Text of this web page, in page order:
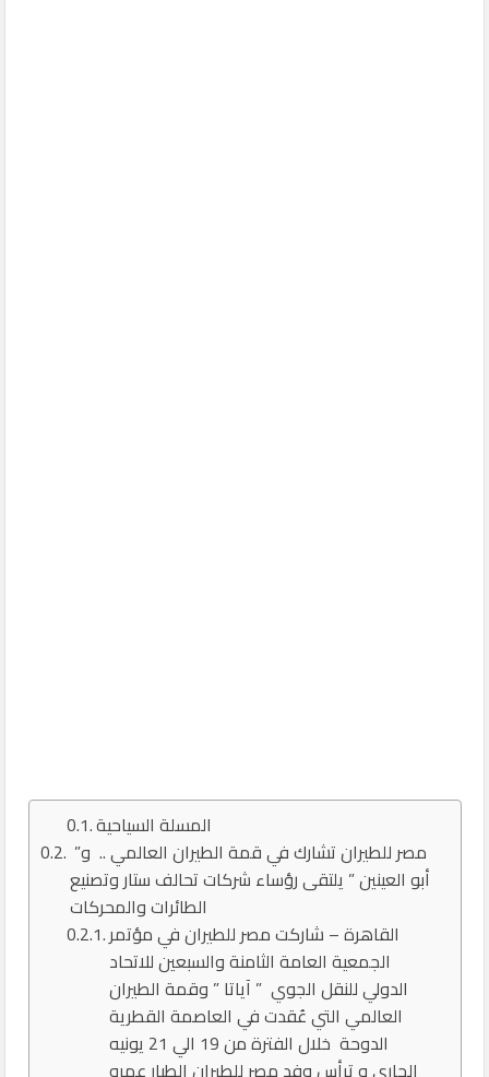
المسلة السياحية
أبو العينين ” يلتقى رؤساء شركات تحالف ستار وتصنيع
الطائرات والمحركات
القاهرة – شاركت مصر للطيران في مؤتمر
الجمعية العامة الثامنة والسبعين للاتحاد
الدولي للنقل الجوي ” آياتا ” وقمة الطيران
العالمي التي عُقدت في العاصمة القطرية
الدوحة خلال الفترة من 19 الي 21 يونيه
الجاري و ترأس وفد مصر للطيران الطيار عمرو